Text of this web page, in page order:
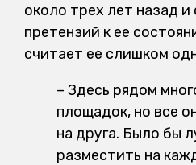
около трех лет назад и
претензий к ее
считает ее слишком
– Здесь рядом
площадок, но все
на друга. Было бы
разместить на